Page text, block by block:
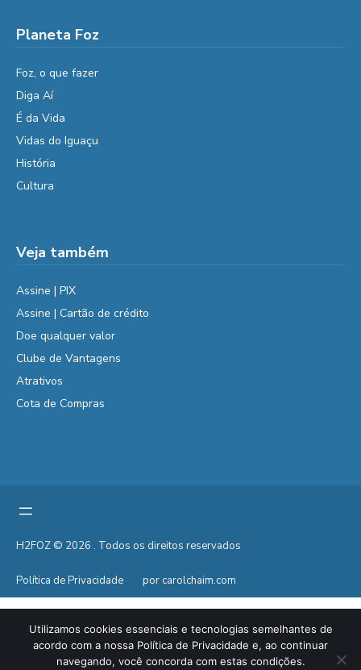
Planeta Foz
Foz, o que fazer
Diga Aí
É da Vida
Vidas do Iguaçu
História
Cultura
Veja também
Assine | PIX
Assine | Cartão de crédito
Doe qualquer valor
Clube de Vantagens
Atrativos
Cota de Compras
H2FOZ © 2026 . Todos os direitos reservados
Política de Privacidade por carolchaim.com
Utilizamos cookies essenciais e tecnologias semelhantes de
acordo com a nossa Política de Privacidade e, ao continuar
navegando, você concorda com estas condições.